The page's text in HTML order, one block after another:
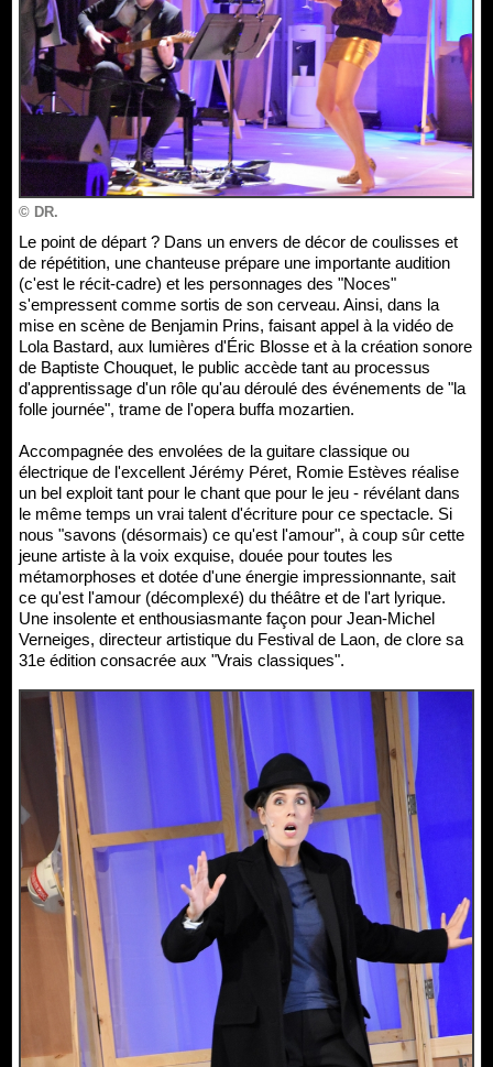
© DR.
Le point de départ ? Dans un envers de décor de coulisses et
de répétition, une chanteuse prépare une importante audition
(c'est le récit-cadre) et les personnages des "Noces"
s'empressent comme sortis de son cerveau. Ainsi, dans la
mise en scène de Benjamin Prins, faisant appel à la vidéo de
Lola Bastard, aux lumières d'Éric Blosse et à la création sonore
de Baptiste Chouquet, le public accède tant au processus
d'apprentissage d'un rôle qu'au déroulé des événements de "la
folle journée", trame de l'opera buffa mozartien.
Accompagnée des envolées de la guitare classique ou
électrique de l'excellent Jérémy Péret, Romie Estèves réalise
un bel exploit tant pour le chant que pour le jeu - révélant dans
le même temps un vrai talent d'écriture pour ce spectacle. Si
nous "savons (désormais) ce qu'est l'amour", à coup sûr cette
jeune artiste à la voix exquise, douée pour toutes les
métamorphoses et dotée d'une énergie impressionnante, sait
ce qu'est l'amour (décomplexé) du théâtre et de l'art lyrique.
Une insolente et enthousiasmante façon pour Jean-Michel
Verneiges, directeur artistique du Festival de Laon, de clore sa
31e édition consacrée aux "Vrais classiques".